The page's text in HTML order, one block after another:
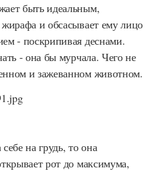
быть идеальным,
и обсасывает ему лицо
- поскрипивая деснами.
- она бы мурчала. Чего не
и зажеванном животном.
на грудь, то она
рот до максимума,